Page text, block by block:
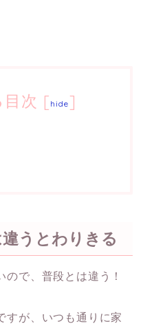
次 [ hide ]
うとわりきる
で、普段とは違う！
すが、いつも通りに家